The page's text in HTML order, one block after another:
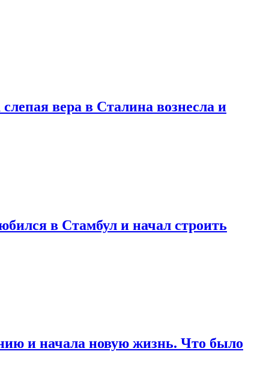
вера в Сталина вознесла и
в Стамбул и начал строить
и начала новую жизнь. Что было